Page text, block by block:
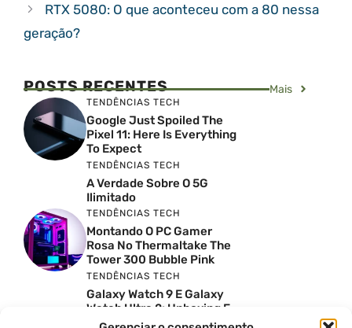
RTX 5080: O que aconteceu com a 80 nessa
geração?
POSTS RECENTES Mais
TENDÊNCIAS TECH
Google Just Spoiled The
Pixel 11: Here Is Everything
To Expect
TENDÊNCIAS TECH
A Verdade Sobre O 5G
Ilimitado
TENDÊNCIAS TECH
Montando O PC Gamer
Rosa No Thermaltake The
Tower 300 Bubble Pink
TENDÊNCIAS TECH
Galaxy Watch 9 E Galaxy
Watch Ultra 2: Unboxing E
Preço No Brasil